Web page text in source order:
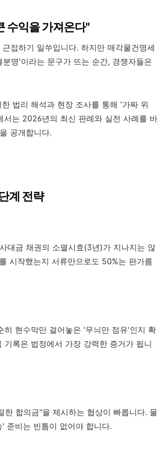
수익을 가져온다"
접하기 일쑤입니다. 하지만 매각물건명세
명'이라는 문구가 뜨는 순간, 경쟁자들은
법리 해석과 현장 조사를 통해 '가짜 위
는 2026년의 최신 판례와 실전 사례를 바
공개합니다.
계 전략
대금 채권의 소멸시효(3년)가 지나지는 않
시작했는지 서류만으로도 50%는 판가름
현수막만 걸어놓은 '무늬만 점유'인지 확
록은 법정에서 가장 강력한 증거가 됩니
합의금"을 제시하는 협상이 빠릅니다. 물
준비는 빈틈이 없어야 합니다.